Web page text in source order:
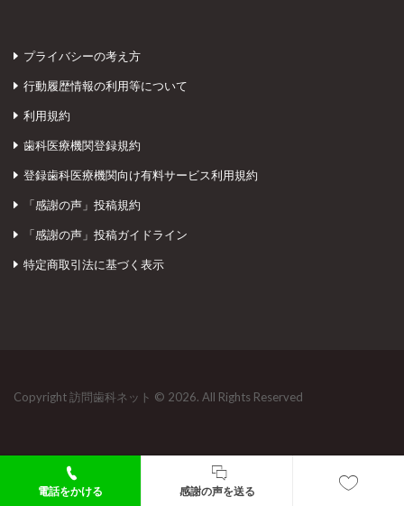
電話をかける 感謝の声を送る
プライバシーの考え方
行動履歴情報の利用等について
利用規約
歯科医療機関登録規約
登録歯科医療機関向け有料サービス利用規約
「感謝の声」投稿規約
「感謝の声」投稿ガイドライン
特定商取引法に基づく表示
Copyright 訪問歯科ネット © 2026. All Rights Reserved